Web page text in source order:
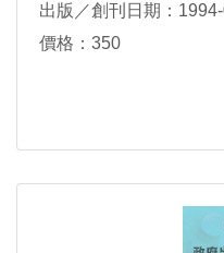
出版／創刊日期：
價格：350